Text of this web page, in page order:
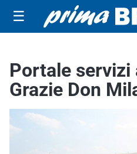
☰
Portale servizi
Grazie Don